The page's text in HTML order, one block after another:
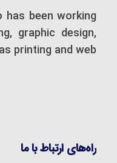
has been working
graphic design,
printing and web
راه‌های ارتباط با ما